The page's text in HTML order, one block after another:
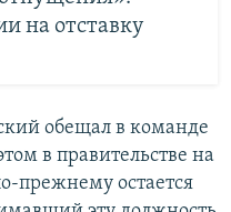
на отставку
обещал в команде
в правительстве на
прежнему остается